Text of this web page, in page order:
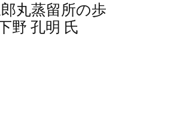
丸蒸留所の歩
野 孔明 氏